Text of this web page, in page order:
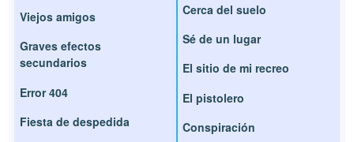
Viejos amigos
Graves efectos
secundarios
Error 404
Fiesta de despedida
Cerca del suelo
Sé de un lugar
El sitio de mi recreo
El pistolero
Conspiración